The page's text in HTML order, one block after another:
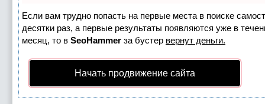
Если вам трудно попасть на первые места в поиске
десятки раз, а первые результаты появляются уже в
месяц, то в SeoHammer за бустер вернут деньги.
Начать продвижение сайта